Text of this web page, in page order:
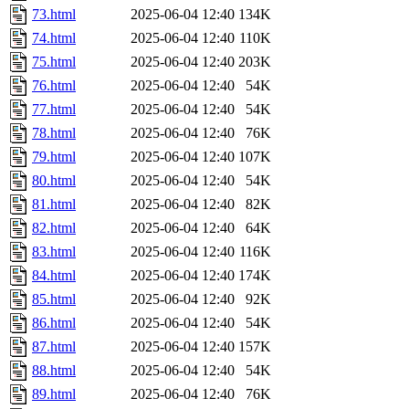
73.html
2025-06-04 12:40 134K
74.html
2025-06-04 12:40 110K
75.html
2025-06-04 12:40 203K
76.html
2025-06-04 12:40
54K
77.html
2025-06-04 12:40
54K
78.html
2025-06-04 12:40
76K
79.html
2025-06-04 12:40 107K
80.html
2025-06-04 12:40
54K
81.html
2025-06-04 12:40
82K
82.html
2025-06-04 12:40
64K
83.html
2025-06-04 12:40 116K
84.html
2025-06-04 12:40 174K
85.html
2025-06-04 12:40
92K
86.html
2025-06-04 12:40
54K
87.html
2025-06-04 12:40 157K
88.html
2025-06-04 12:40
54K
89.html
2025-06-04 12:40
76K